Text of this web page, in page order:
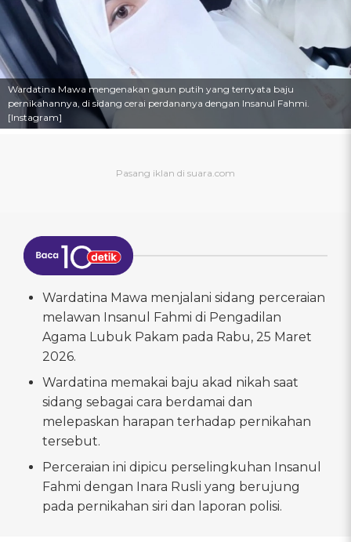
Wardatina Mawa mengenakan gaun putih yang ternyata baju
pernikahannya, di sidang cerai perdananya dengan Insanul Fahmi.
[Instagram]
Wardatina Mawa menjalani sidang perceraian
melawan Insanul Fahmi di Pengadilan
Agama Lubuk Pakam pada Rabu, 25 Maret
2026.
Wardatina memakai baju akad nikah saat
sidang sebagai cara berdamai dan
melepaskan harapan terhadap pernikahan
tersebut.
Perceraian ini dipicu perselingkuhan Insanul
Fahmi dengan Inara Rusli yang berujung
pada pernikahan siri dan laporan polisi.